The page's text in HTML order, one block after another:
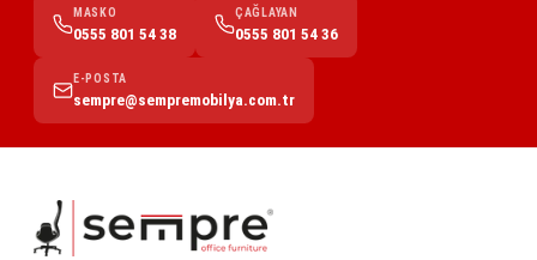
MASKO
0555 801 54 38
ÇAĞLAYAN
0555 801 54 36
E-POSTA
sempre@sempremobilya.com.tr